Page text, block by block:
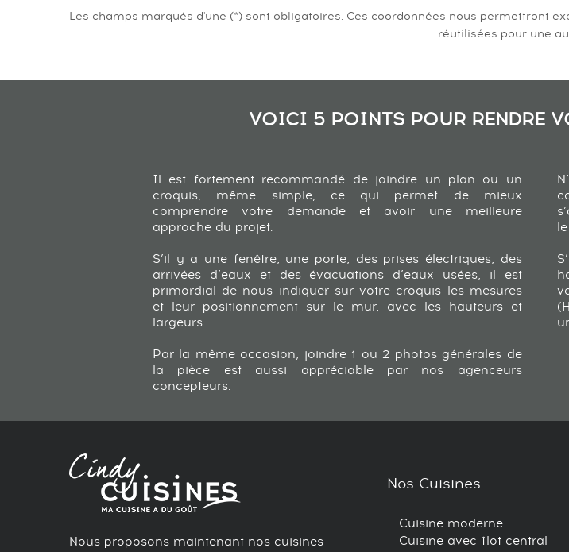
Les champs marqués d'une (*) sont obligatoires. Ces coordonnées nous permettront
réutilisées pour une
VOICI 5 POINTS POUR RENDRE
Il est fortement recommandé de joindre un plan ou un
croquis, même simple, ce qui permet de mieux
comprendre votre demande et avoir une meilleure
approche du projet.
S’il y a une fenêtre, une porte, des prises électriques, des
arrivées d’eaux et des évacuations d’eaux usées, il est
primordial de nous indiquer sur votre croquis les mesures
et leur positionnement sur le mur, avec les hauteurs et
largeurs.
Par la même occasion, joindre 1 ou 2 photos générales de
la pièce est aussi appréciable par nos agenceurs
concepteurs.
Nous proposons maintenant nos cuisines
Nos Cuisines
Cuisine moderne
Cuisine avec îlot central